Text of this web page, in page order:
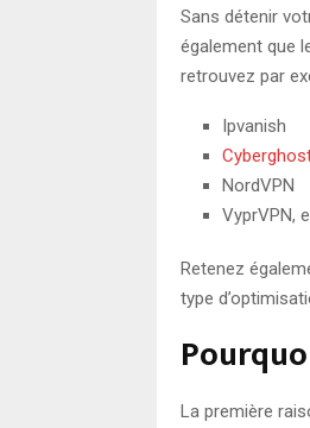
Sans détenir
également que
retrouvez par
Ipvanish
NordVPN
VyprVPN,
Retenez
type
La première